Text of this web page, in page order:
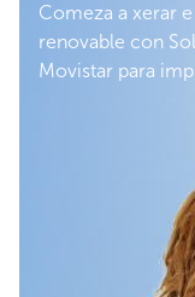
Comeza a xerar
renovable con
Movistar para